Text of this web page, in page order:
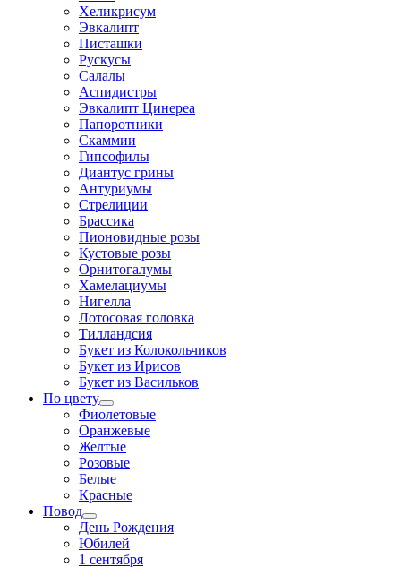
Хеликрисум
Эвкалипт
Писташки
Рускусы
Салалы
Аспидистры
Эвкалипт Цинереа
Папоротники
Скаммии
Гипсофилы
Диантус грины
Антуриумы
Стрелиции
Брассика
Пионовидные розы
Кустовые розы
Орнитогалумы
Хамелациумы
Нигелла
Лотосовая головка
Тилландсия
Букет из Колокольчиков
Букет из Ирисов
Букет из Васильков
По цвету
Фиолетовые
Оранжевые
Желтые
Розовые
Белые
Красные
Повод
День Рождения
Юбилей
1 сентября